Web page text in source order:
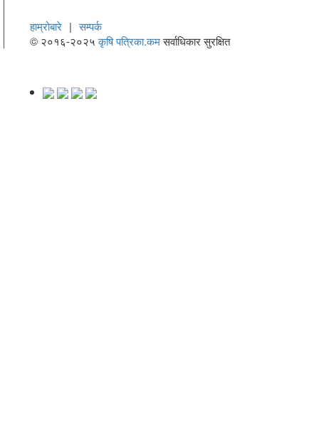
हाम्रोबारे | सम्पर्क
© २०१६-२०२५कृषि पत्रिका.कमसर्वाधिकार सुरक्षित